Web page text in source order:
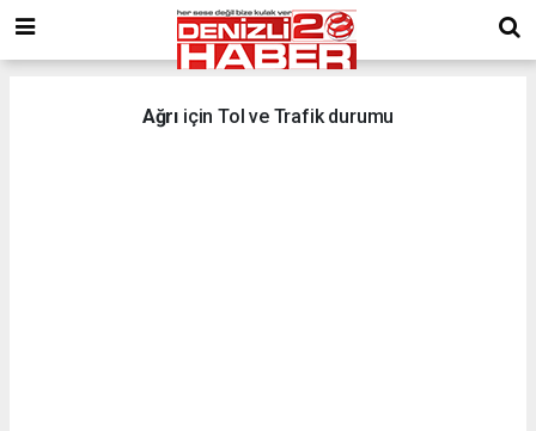
Ağrı için Tol ve Trafik durumu